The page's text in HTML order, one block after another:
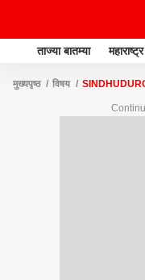
ताज्या बातम्या महाराष्ट्र
मुख्यपृष्ठ विषय